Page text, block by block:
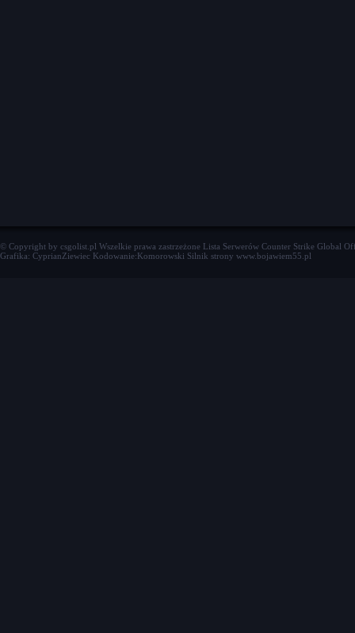
© Copyright by csgolist.pl Wszelkie prawa zastrzeżone Lista Serwerów Counter Strike Global
Grafika: CyprianZiewiec Kodowanie:Komorowski Silnik strony www.bojawiem55.pl